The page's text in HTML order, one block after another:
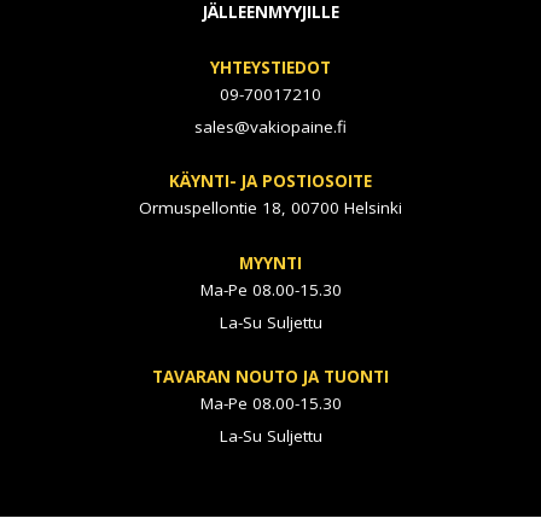
JÄLLEENMYYJILLE
YHTEYSTIEDOT
09-70017210
sales@vakiopaine.fi
KÄYNTI- JA POSTIOSOITE
Ormuspellontie 18, 00700 Helsinki
MYYNTI
Ma-Pe 08.00-15.30
La-Su Suljettu
TAVARAN NOUTO JA TUONTI
Ma-Pe 08.00-15.30
La-Su Suljettu